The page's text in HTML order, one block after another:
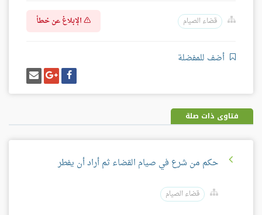
قضاء الصيام الإبلاغ عن خطأ
أضف للمفضلة
شارك
على
فيسبوك
شارك
على
غوغل
بلس
إرسل
إيميل
فتاوى ذات صلة
حكم من شرع في صيام القضاء ثم أراد أن يفطر
قضاء الصيام